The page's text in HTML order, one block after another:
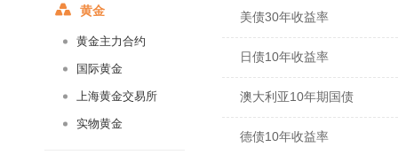
黄金
黄金主力合约
国际黄金
上海黄金交易所
实物黄金
美债30年收益率
日债10年收益率
澳大利亚10年期国债
德债10年收益率